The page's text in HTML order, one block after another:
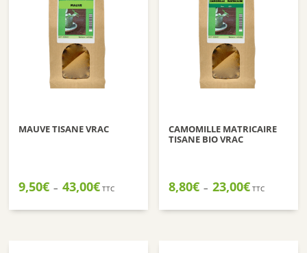
MAUVE TISANE VRAC
9,50€ – 43,00€Plage
prix :
TTC
CAMOMILLE MATRICAIRE
TISANE BIO VRAC
8,80€ – 23,00€Plage
prix :
TTC